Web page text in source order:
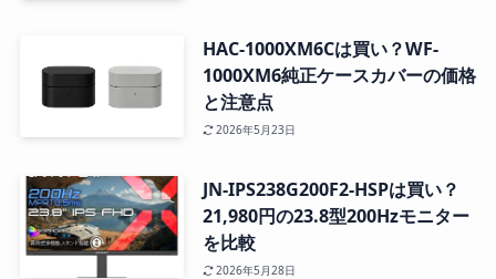
HAC-1000XM6Cは買い？WF-
1000XM6純正ケースカバーの価格
と注意点
2026年5月23日
JN-IPS238G200F2-HSPは買い？
21,980円の23.8型200Hzモニター
を比較
2026年5月28日